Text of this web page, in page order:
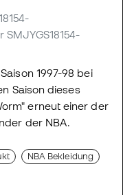
SMJYGS18154-
1997-98 bei
Saison dieses
erneut einer der
der NBA.
NBA Bekleidung